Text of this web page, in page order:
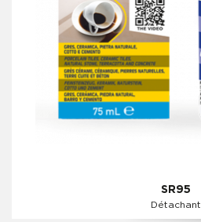
SR95
Détachant